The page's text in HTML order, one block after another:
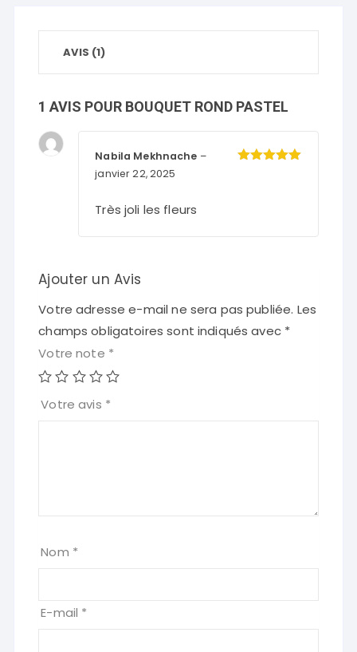
AVIS (1)
1 AVIS POUR BOUQUET ROND PASTEL
Nabila Mekhnache –
janvier 22, 2025
Très joli les fleurs
Ajouter un Avis
Votre adresse e-mail ne sera pas publiée. Les
champs obligatoires sont indiqués avec *
Votre note *
Votre avis *
Nom *
E-mail *